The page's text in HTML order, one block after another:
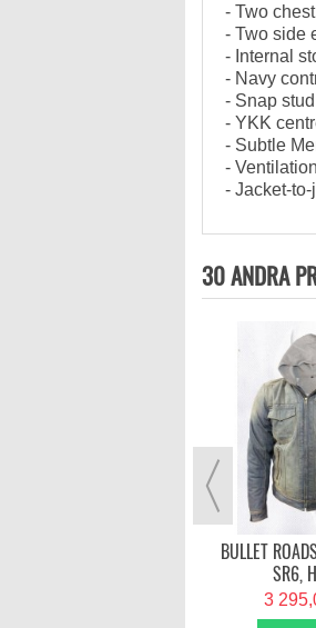
- Two
- Two side
- Internal
- Navy
- Snap
- YKK
- Subtle
-
- Jacket-
30 ANDRA
BULLET
SR6,
3